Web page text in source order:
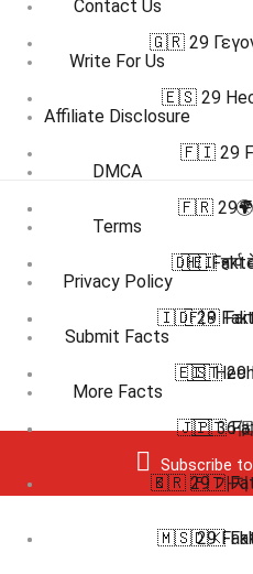
Contact Us
Write For Us
Affiliate Disclosure
DMCA
Terms
Privacy Policy
Submit Facts
More Facts
Subscribe
🇬🇷 29
🇪🇸 29
🇫🇮 29
🇫🇷 29
🇭🇮 हार्प
🇮🇩 29
🇮🇹 29
🇯🇵 36個
🇰🇷 29 가지
🇲🇸 29
🇩🇪
🇫🇷
🇪🇸
🇮🇹
🇧🇷 🇵🇹
🇩🇰